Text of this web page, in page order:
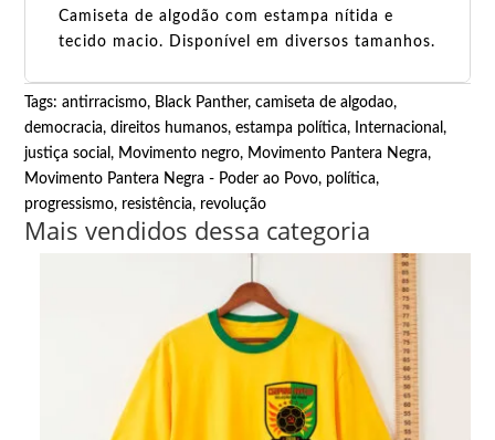
Camiseta de algodão com estampa nítida e
tecido macio. Disponível em diversos tamanhos.
Tags:antirracismo, Black Panther,camiseta de algodao,
democracia,direitos humanos,estampa política, Internacional,
justiça social, Movimento negro, Movimento Pantera Negra,
Movimento Pantera Negra - Poder ao Povo, política,
progressismo, resistência, revolução
Mais vendidos dessa categoria